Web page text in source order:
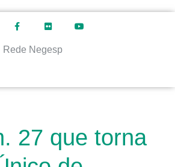
Rede Negesp
27 que torna